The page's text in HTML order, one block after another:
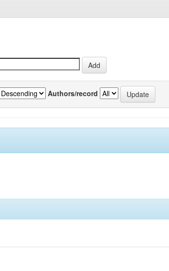
Authors/record